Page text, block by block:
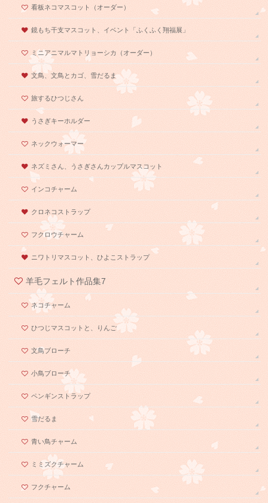
看板ネコマスコット（オーダー）
鏡もち干支マスコット、イベント「ふくふく翔福展」
ミニアニマルマトリョーシカ（オーダー）
文鳥、文鳥とカゴ、雪だるま
旅するひつじさん
うさぎキーホルダー
ネックウォーマー
ネズミさん、うさぎさんカップルマスコット
インコチャーム
クロネコストラップ
フクロウチャーム
ニワトリマスコット、ひよこストラップ
羊毛フェルト作品集7
ネコチャーム
ひつじマスコットと、りんご
文鳥ブローチ
小鳥ブローチ
ペンギンストラップ
雪だるま
青い鳥チャーム
ミミズクチャーム
フクチャーム